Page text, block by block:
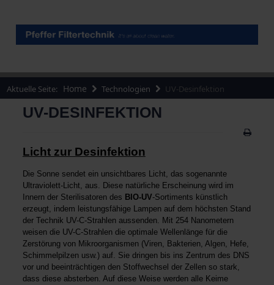
Aktuelle Seite: Home Technologien UV-Desinfektion
UV-DESINFEKTION
Licht zur Desinfektion
Die Sonne sendet ein unsichtbares Licht, das sogenannte
Ultraviolett-Licht, aus. Diese natürliche Erscheinung wird im
Innern der Sterilisatoren des BIO-UV-Sortiments künstlich
erzeugt, indem leistungsfähige Lampen auf dem höchsten Stand
der Technik UV-C-Strahlen aussenden. Mit 254 Nanometern
weisen die UV-C-Strahlen die optimale Wellenlänge für die
Zerstörung von Mikroorganismen (Viren, Bakterien, Algen, Hefe,
Schimmelpilzen usw.) auf. Sie dringen bis ins Zentrum des DNS
vor und beeinträchtigen den Stoffwechsel der Zellen so stark,
dass diese absterben. Auf diese Weise werden alle Keime